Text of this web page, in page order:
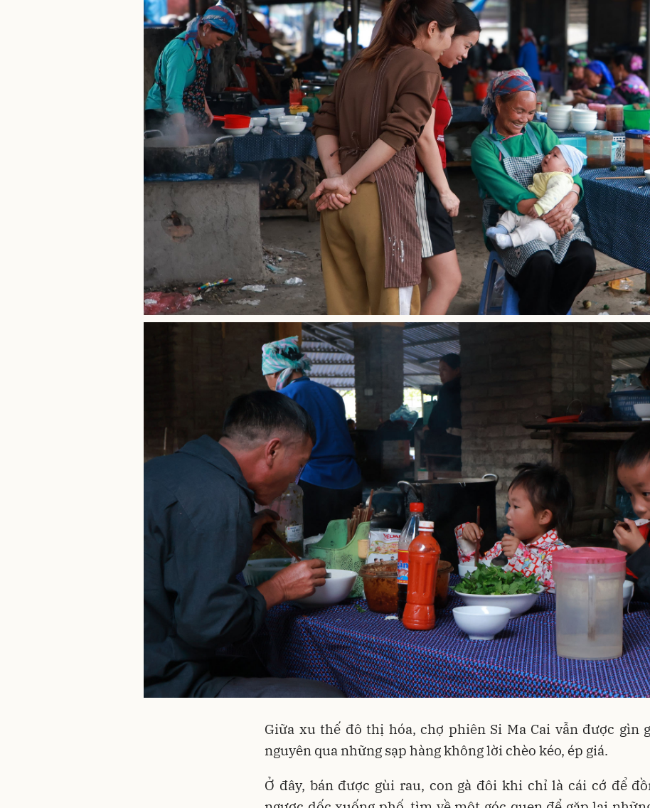
Giữa xu thế đô thị hóa, chợ phiên Si Ma Cai vẫn được gìn
nguyên qua những sạp hàng không lời chèo kéo, ép giá.
Ở đây, bán được gùi rau, con gà đôi khi chỉ là cái cớ để